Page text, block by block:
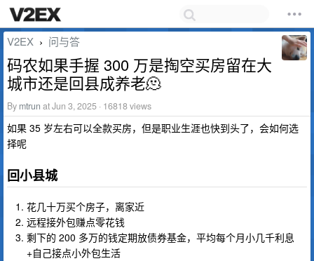
V2EX › 问与答
码农如果手握 300 万是掏空买房留在大
城市还是回县成养老🫠
By mtrun at Jun 3, 2025 · 16818 views
如果 35 岁左右可以全款买房，但是职业生涯也快到头了，会如何选
择呢
回小县城
花几十万买个房子，离家近
远程接外包赚点零花钱
剩下的 200 多万的钱定期放债券基金，平均每个月小几千利息
+自己接点小外包生活